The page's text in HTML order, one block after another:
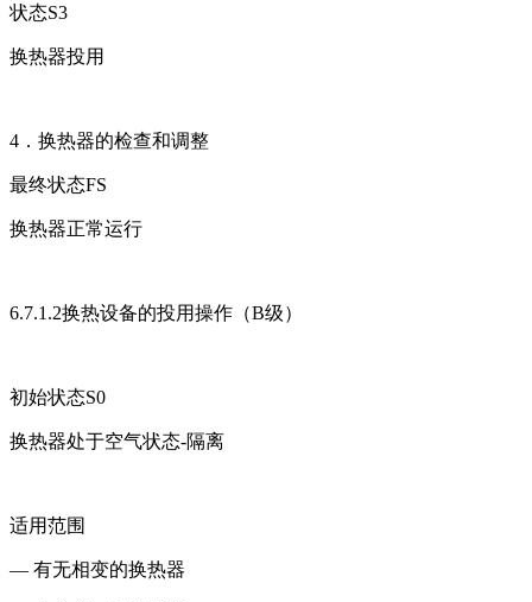
状态S3
换热器投用
4．换热器的检查和调整
最终状态FS
换热器正常运行
6.7.1.2换热设备的投用操作（B级）
初始状态S0
换热器处于空气状态-隔离
适用范围
— 有无相变的换热器